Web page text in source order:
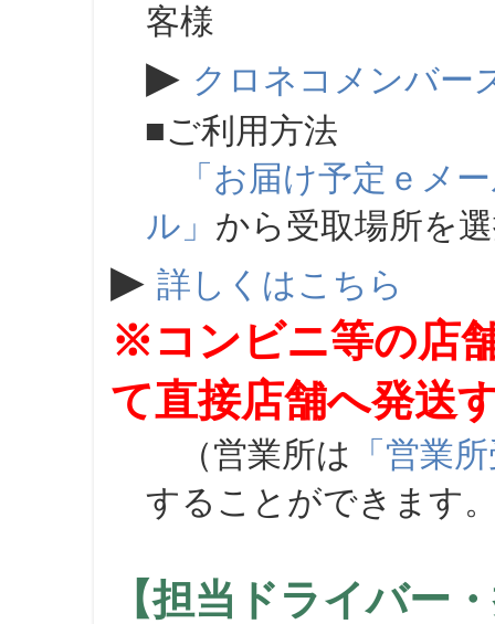
客様
▶ クロネコメンバー
■ご利用方法
「お届け予定ｅメ
ル」 から受取場所を
▶ 詳しくはこちら
※コンビニ等の店
て直接店舗へ発送
（営業所は 「営業
することができます
【担当ドライバー